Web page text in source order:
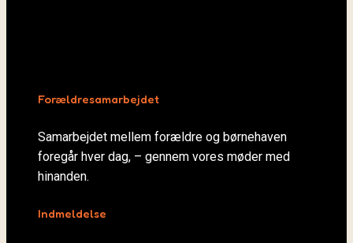
Forældresamarbejdet
Samarbejdet mellem forældre og børnehaven
foregår hver dag, – gennem vores møder med
hinanden.
Indmeldelse